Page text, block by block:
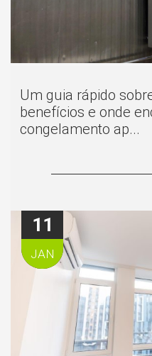
Um guia rápido
benefícios e onde
congelamento ap...
11
JAN